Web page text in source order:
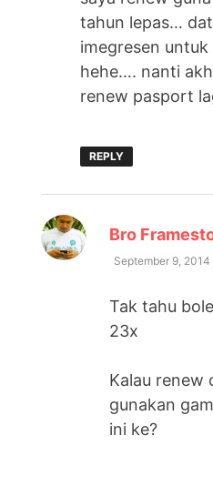
tahun lepas…
imegresen
hehe…. nanti
renew pasport
REPLY
Bro
September 9,
Tak tahu
23x
Kalau renew
gunakan
ini ke?